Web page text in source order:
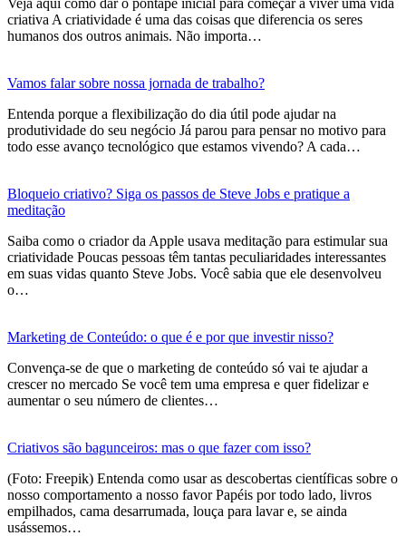
Veja aqui como dar o pontapé inicial para começar a viver uma vida
criativa A criatividade é uma das coisas que diferencia os seres
humanos dos outros animais. Não importa…
Vamos falar sobre nossa jornada de trabalho?
Entenda porque a flexibilização do dia útil pode ajudar na
produtividade do seu negócio Já parou para pensar no motivo para
todo esse avanço tecnológico que estamos vivendo? A cada…
Bloqueio criativo? Siga os passos de Steve Jobs e pratique a
meditação
Saiba como o criador da Apple usava meditação para estimular sua
criatividade Poucas pessoas têm tantas peculiaridades interessantes
em suas vidas quanto Steve Jobs. Você sabia que ele desenvolveu
o…
Marketing de Conteúdo: o que é e por que investir nisso?
Convença-se de que o marketing de conteúdo só vai te ajudar a
crescer no mercado Se você tem uma empresa e quer fidelizar e
aumentar o seu número de clientes…
Criativos são bagunceiros: mas o que fazer com isso?
(Foto: Freepik) Entenda como usar as descobertas científicas sobre o
nosso comportamento a nosso favor Papéis por todo lado, livros
empilhados, cama desarrumada, louça para lavar e, se ainda
usássemos…